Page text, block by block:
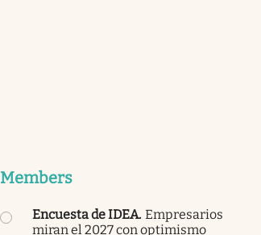
Members
Encuesta de IDEA. Empresarios
miran el 2027 con optimismo